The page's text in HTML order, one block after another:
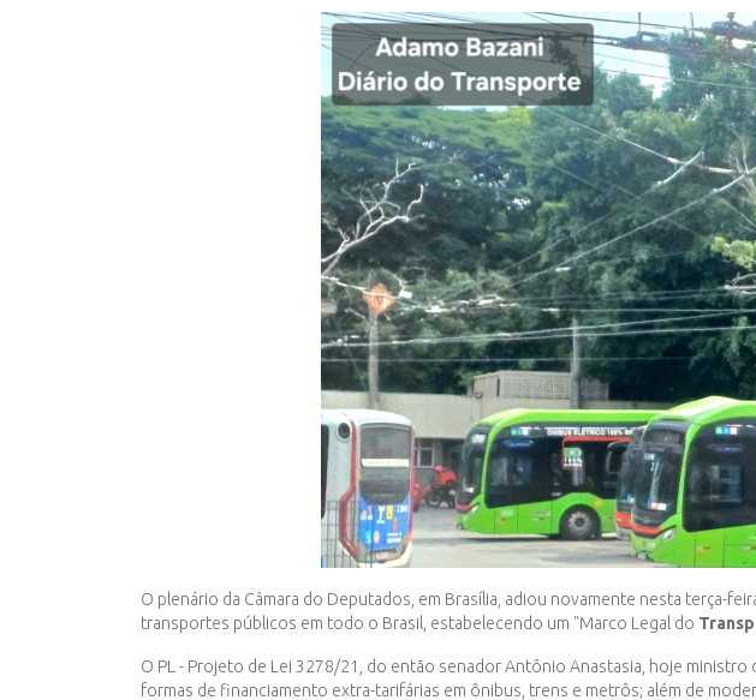
O plenário da Câmara do Deputados, em Brasília, adiou novamente nesta terça-
transportes públicos em todo o Brasil, estabelecendo um "Marco Legal do
O PL - Projeto de Lei 3278/21, do então senador Antônio Anastasia, hoje ministro
formas de financiamento extra-tarifárias em ônibus, trens e metrôs; além de